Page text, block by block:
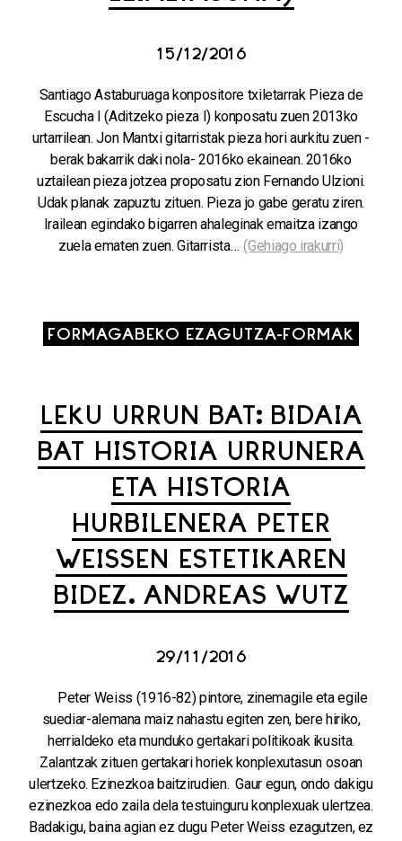
15/12/2016
Santiago Astaburuaga konpositore txiletarrak Pieza de
Escucha I (Aditzeko pieza I) konposatu zuen 2013ko
urtarrilean. Jon Mantxi gitarristak pieza hori aurkitu zuen -
berak bakarrik daki nola- 2016ko ekainean. 2016ko
uztailean pieza jotzea proposatu zion Fernando Ulzioni.
Udak planak zapuztu zituen. Pieza jo gabe geratu ziren.
Irailean egindako bigarren ahaleginak emaitza izango
zuela ematen zuen. Gitarrista… (Gehiago irakurri)
FORMAGABEKO EZAGUTZA-FORMAK
LEKU URRUN BAT: BIDAIA
BAT HISTORIA URRUNERA
ETA HISTORIA
HURBILENERA PETER
WEISSEN ESTETIKAREN
BIDEZ. ANDREAS WUTZ
29/11/2016
Peter Weiss (1916-82) pintore, zinemagile eta egile
suediar-alemana maiz nahastu egiten zen, bere hiriko,
herrialdeko eta munduko gertakari politikoak ikusita.
Zalantzak zituen gertakari horiek konplexutasun osoan
ulertzeko. Ezinezkoa baitzirudien. Gaur egun, ondo dakigu
ezinezkoa edo zaila dela testuinguru konplexuak ulertzea.
Badakigu, baina agian ez dugu Peter Weiss ezagutzen, ez